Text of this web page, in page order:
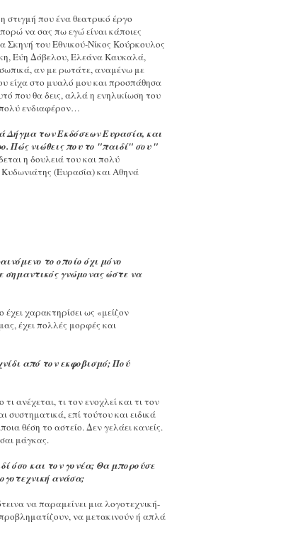
στιγμή που ένα θεατρικό έργο
να σας πω εγώ είναι κάποιες
Σκηνή του Εθνικού-Νίκος Κούρκουλος
Εύη Δόβελου, Ελεάνα Καυκαλά,
αν με ρωτάτε, αναμένω με
είχα στο μυαλό μου και προσπάθησα
που θα δεις, αλλά η ενηλικίωση του
πολύ ενδιαφέρον…
Δήγμα των Εκδόσεων Ευρασία, και
Πώς νιώθεις που το "παιδί" σου "
η δουλειά του και πολύ
(Ευρασία) και Αθηνά
το οποίο όχι μόνο
σημαντικός γνώμονας ώστε να
χαρακτηρίσει ως «μείζον
έχει πολλές μορφές και
από τον εκφοβισμό; Πού
ανέχεται, τι τον ενοχλεί και τι τον
επί τούτου και ειδικά
θέση το αστείο. Δεν γελάει κανείς.
μάγκας.
όσο και τον γονέα; Θα μπορούσε
ανάσα;
να παραμείνει μια λογοτεχνική-
να μετακινούν ή απλά